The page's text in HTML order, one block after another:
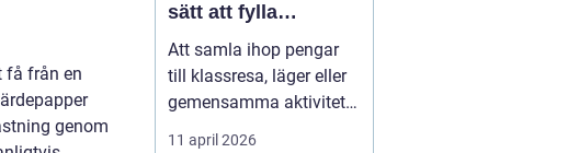
få från en
genom
sätt att fylla
klasskassan
Att samla ihop pengar
till klassresa, läger eller
gemensamma aktiviteter
är en återkommande
11 april 2026